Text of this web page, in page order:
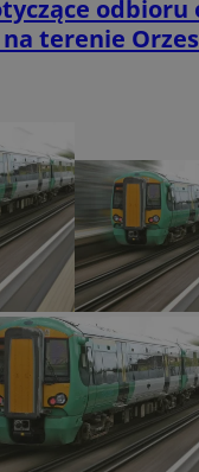
odbioru
terenie